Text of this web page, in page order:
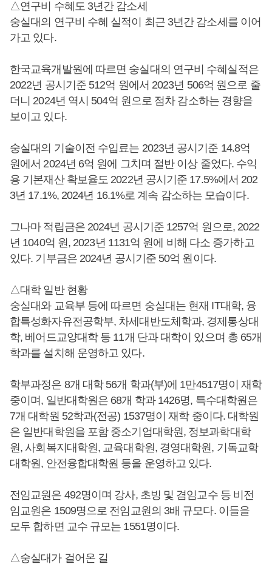
△연구비 수혜도 3년간 감소세
숭실대의 연구비 수혜 실적이 최근 3년간 감소세를 이어
가고 있다.
한국교육개발원에 따르면 숭실대의 연구비 수혜실적은
2022년 공시기준 512억 원에서 2023년 506억 원으로 줄
더니 2024년 역시 504억 원으로 점차 감소하는 경향을
보이고 있다.
숭실대의 기술이전 수입료는 2023년 공시기준 14.8억
원에서 2024년 6억 원에 그치며 절반 이상 줄었다. 수익
용 기본재산 확보율도 2022년 공시기준 17.5%에서 202
3년 17.1%, 2024년 16.1%로 계속 감소하는 모습이다.
그나마 적립금은 2024년 공시기준 1257억 원으로, 2022
년 1040억 원, 2023년 1131억 원에 비해 다소 증가하고
있다. 기부금은 2024년 공시기준 50억 원이다.
△대학 일반 현황
숭실대와 교육부 등에 따르면 숭실대는 현재 IT대학, 융
합특성화자유전공학부, 차세대반도체학과, 경제통상대
학, 베어드교양대학 등 11개 단과 대학이 있으며 총 65개
학과를 설치해 운영하고 있다.
학부과정은 8개 대학 56개 학과(부)에 1만4517명이 재학
중이며, 일반대학원은 68개 학과 1426명, 특수대학원은
7개 대학원 52학과(전공) 1537명이 재학 중이다. 대학원
은 일반대학원을 포함 중소기업대학원, 정보과학대학
원, 사회복지대학원, 교육대학원, 경영대학원, 기독교학
대학원, 안전융합대학원 등을 운영하고 있다.
전임교원은 492명이며 강사, 초빙 및 겸임교수 등 비전
임교원은 1509명으로 전임교원의 3배 규모다. 이들을
모두 합하면 교수 규모는 1551명이다.
△숭실대가 걸어온 길